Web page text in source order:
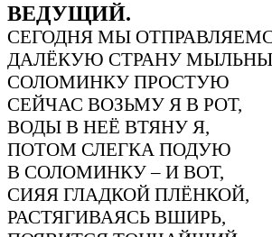
ВЕДУЩИЙ.
СЕГОДНЯ МЫ
ДАЛЁКУЮ СТРАНУ
СОЛОМИНКУ ПРОСТУЮ
СЕЙЧАС ВОЗЬМУ Я В РОТ,
ВОДЫ В НЕЁ ВТЯНУ Я,
ПОТОМ СЛЕГКА ПОДУЮ
В СОЛОМИНКУ – И ВОТ,
СИЯЯ ГЛАДКОЙ ПЛЁНКОЙ,
РАСТЯГИВАЯСЬ ВШИРЬ,